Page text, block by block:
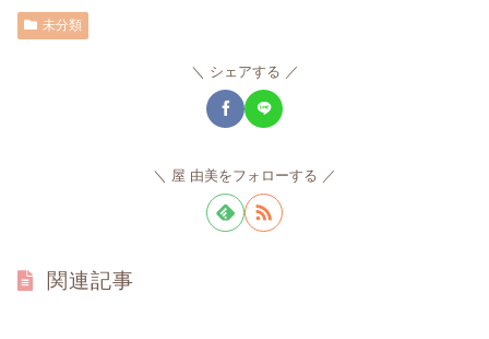
未分類
シェアする
屋 由美をフォローする
関連記事